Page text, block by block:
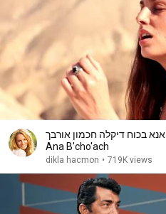
אנא בכוח דיקלה חכמון אורבך Dikla Orbach Hacmon-
Ana B'cho'ach
dikla hacmon • 719K views